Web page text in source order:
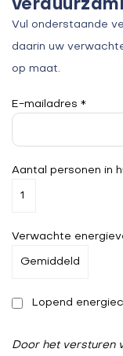
Vul onderstaande
daarin uw
op maat.
E-mailadres *
Aantal personen in
Verwachte
Lopend
Door het versturen